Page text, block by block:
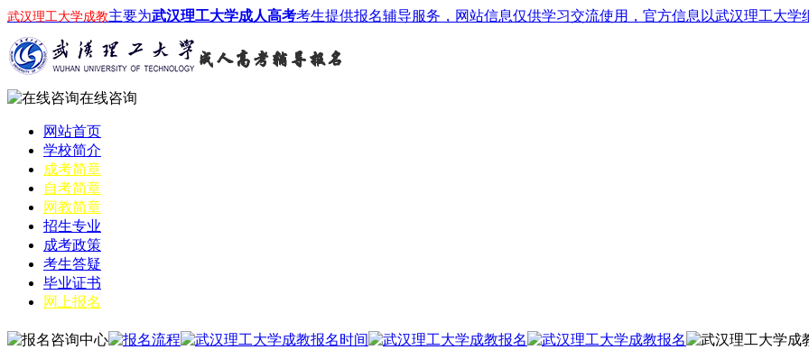
武汉理工大学成教主要为武汉理工大学成人高考考生提供报名辅导服务，网站信息仅供学习交流使用，官方信息以武汉理工大学
在线咨询
网站首页
学校简介
成考简章
自考简章
网教简章
招生专业
成考政策
考生答疑
毕业证书
网上报名